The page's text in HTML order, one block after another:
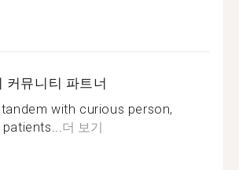
커뮤니티 파트너
with curious person,
더 보기